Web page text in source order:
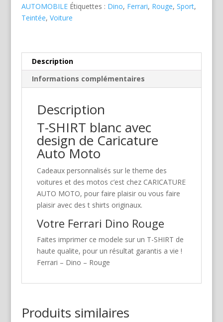
AUTOMOBILE Étiquettes : Dino, Ferrari, Rouge, Sport,
Teintée, Voiture
Description
Informations complémentaires
Description
T-SHIRT blanc avec
design de Caricature
Auto Moto
Cadeaux personnalisés sur le theme des
voitures et des motos c’est chez CARICATURE
AUTO MOTO, pour faire plaisir ou vous faire
plaisir avec des t shirts originaux.
Votre Ferrari Dino Rouge
Faites imprimer ce modele sur un T-SHIRT de
haute qualite, pour un résultat garantis a vie !
Ferrari – Dino – Rouge
Produits similaires